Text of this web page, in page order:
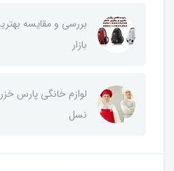
بررسی و مقایسه
بازار
لوازم خانگی پارس
نسل